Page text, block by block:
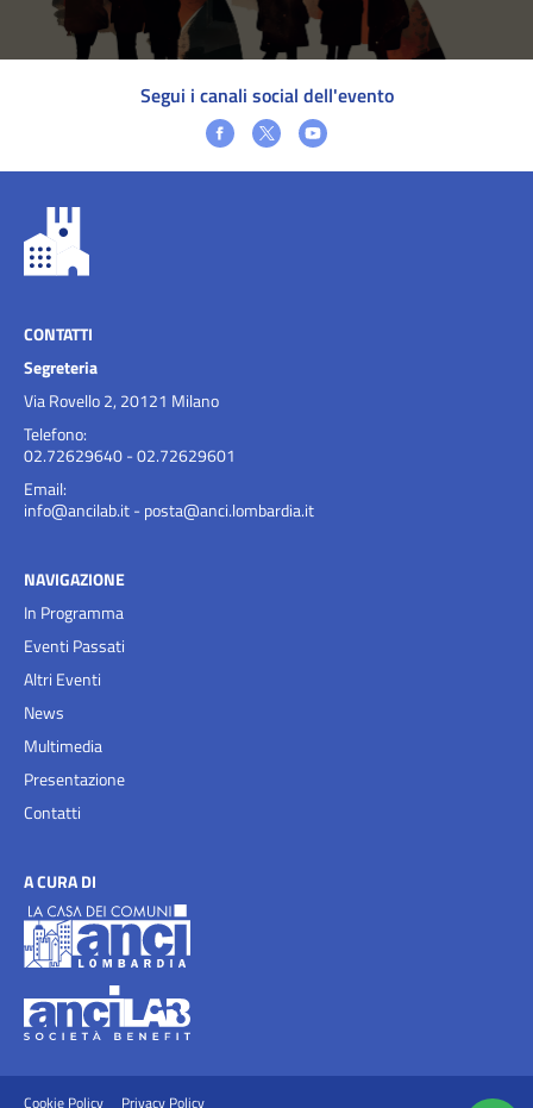
Segui i canali social dell'evento
CONTATTI
Segreteria
Via Rovello 2, 20121 Milano
Telefono:
02.72629640 - 02.72629601
Email:
info@ancilab.it- posta@anci.lombardia.it
NAVIGAZIONE
In Programma
Eventi Passati
Altri Eventi
News
Multimedia
Presentazione
Contatti
A CURA DI
Cookie Policy Privacy Policy